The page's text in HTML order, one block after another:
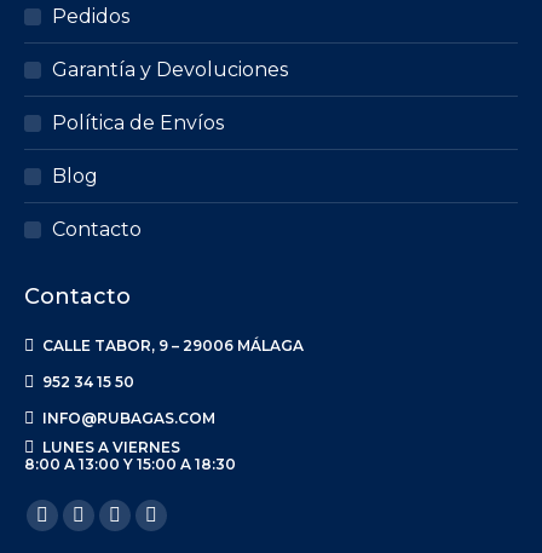
Pedidos
Garantía y Devoluciones
Política de Envíos
Blog
Contacto
Contacto
CALLE TABOR, 9 – 29006 MÁLAGA
952 34 15 50
INFO@RUBAGAS.COM
LUNES A VIERNES
8:00 A 13:00 Y 15:00 A 18:30
Encuéntranos en:
Facebook
X
LinkedinInstagram